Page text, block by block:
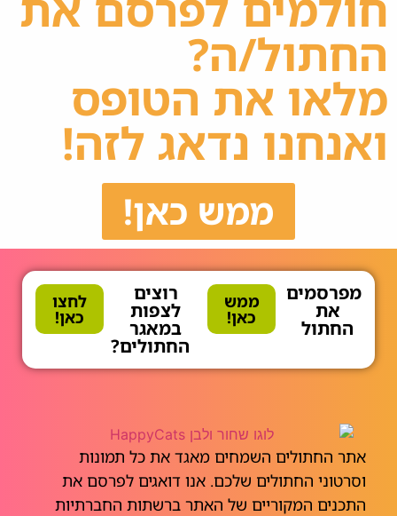
החתול/ה?
מלאו את הטופס
ואנחנו נדאג לזה!
ממש כאן!
מפרסמים
את
החתול
ממש
כאן!
רוצים
לצפות
במאגר
החתולים?
לחצו
כאן!
אתר החתולים השמחים מאגד את כל תמונות
וסרטוני החתולים שלכם. אנו דואגים לפרסם את
התכנים המקוריים של האתר ברשתות החברתיות